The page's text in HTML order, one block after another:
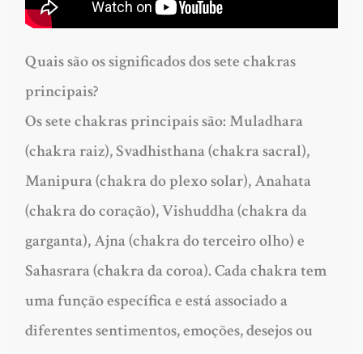
Quais são os significados dos sete chakras
principais?
Os sete chakras principais são: Muladhara
(chakra raiz), Svadhisthana (chakra sacral),
Manipura (chakra do plexo solar), Anahata
(chakra do coração), Vishuddha (chakra da
garganta), Ajna (chakra do terceiro olho) e
Sahasrara (chakra da coroa). Cada chakra tem
uma função específica e está associado a
diferentes sentimentos, emoções, desejos ou